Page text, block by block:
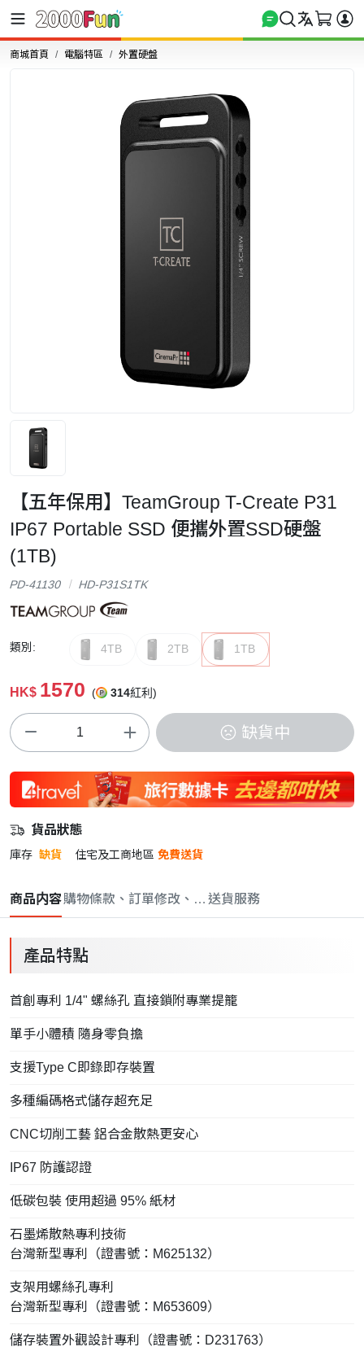
商城首頁 電腦特區 外置硬盤
【五年保用】TeamGroup T-Create P31
IP67 Portable SSD 便攜外置SSD硬盤
(1TB)
PD-41130 HD-P31S1TK
類別: 4TB 2TB 1TB
HK$ 1570 ( 314紅利)
缺貨中
貨品狀態
庫存 缺貨 住宅及工商地區 免費送貨
商品内容購物條款、訂單修改、取消與退款政策
送貨服務
產品特點
首創專利 1/4" 螺絲孔 直接鎖附專業提籠
單手小體積 隨身零負擔
支援Type C即錄即存裝置
多種編碼格式儲存超充足
CNC切削工藝 鋁合金散熱更安心
IP67 防護認證
低碳包裝 使用超過 95% 紙材
石墨烯散熱專利技術
台灣新型專利（證書號：M625132）
支架用螺絲孔專利
台灣新型專利（證書號：M653609）
儲存裝置外觀設計專利（證書號：D231763）